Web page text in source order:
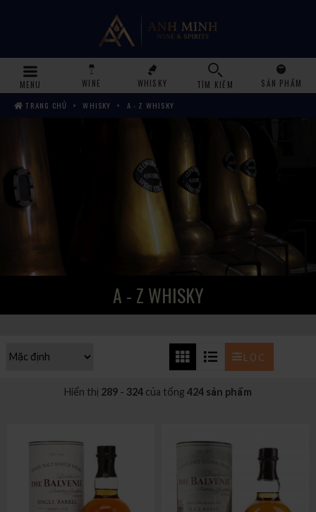
MENU WINE WHISKY TÌM KIẾM
SẢN PHẨM
TRANG CHỦ
WHISKY A - Z WHISKY
A - Z WHISKY
Hiển thị 289 - 324 của tổng 424 sản phẩm
LỌC